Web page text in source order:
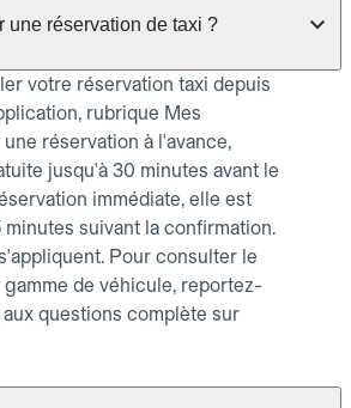
une réservation de taxi ?
votre réservation taxi depuis
rubrique Mes
réservation à l'avance,
jusqu'à 30 minutes avant le
immédiate, elle est
suivant la confirmation.
Pour consulter le
de véhicule, reportez-
questions complète sur